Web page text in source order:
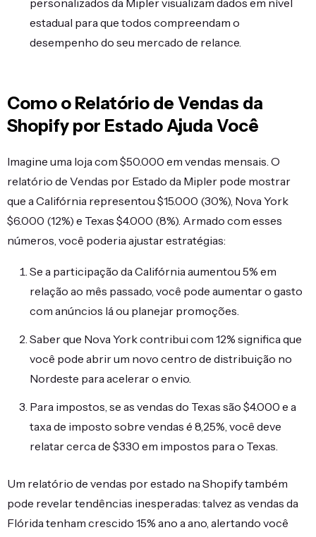
personalizados da Mipler visualizam dados em nível
estadual para que todos compreendam o
desempenho do seu mercado de relance.
Como o Relatório de Vendas da
Shopify por Estado Ajuda Você
Imagine uma loja com $50.000 em vendas mensais. O
relatório de Vendas por Estado da Mipler pode mostrar
que a Califórnia representou $15.000 (30%), Nova York
$6.000 (12%) e Texas $4.000 (8%). Armado com esses
números, você poderia ajustar estratégias:
Se a participação da Califórnia aumentou 5% em
relação ao mês passado, você pode aumentar o gasto
com anúncios lá ou planejar promoções.
Saber que Nova York contribui com 12% significa que
você pode abrir um novo centro de distribuição no
Nordeste para acelerar o envio.
Para impostos, se as vendas do Texas são $4.000 e a
taxa de imposto sobre vendas é 8,25%, você deve
relatar cerca de $330 em impostos para o Texas.
Um relatório de vendas por estado na Shopify também
pode revelar tendências inesperadas: talvez as vendas da
Flórida tenham crescido 15% ano a ano, alertando você